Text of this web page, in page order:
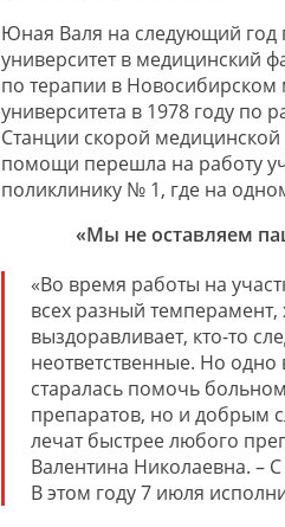
Юная Валя на следующий год
университет в медицинский
по терапии в Новосибирском
университета в 1978 году
Станции скорой медицинской
помощи перешла на работу
поликлинику №1, где на
«Мы не оставляем
«Во время работы на
всех разный темперамент,
выздоравливает, кто-то
неответственные. Но одно
старалась помочь
препаратов, но и добрым
лечат быстрее любого
Валентина Николаевна.–
В этом году 7 июля